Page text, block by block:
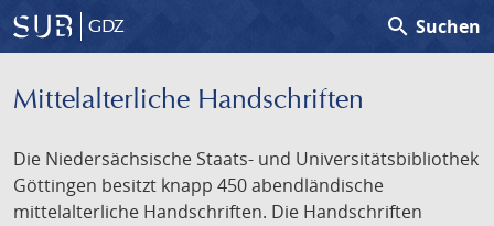
GDZ search Suchen
Mittelalterliche Handschriften
Die Niedersächsische Staats- und Universitätsbibliothek
Göttingen besitzt knapp 450 abendländische
mittelalterliche Handschriften. Die Handschriften